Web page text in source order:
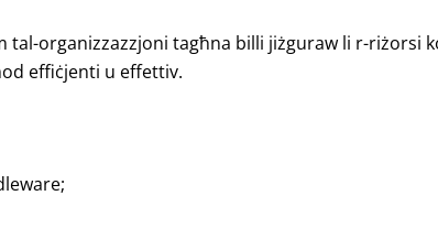
organizzazzjoni tagħna billi jiżguraw li r-riżorsi
effiċjenti u effettiv.